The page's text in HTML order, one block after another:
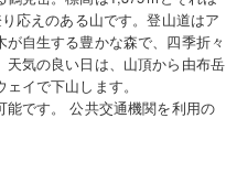
応えのある山です。登山道はア
自生する豊かな森で、四季折々
気の良い日は、山頂から由布岳
イで下山します。
です。 公共交通機関を利用の